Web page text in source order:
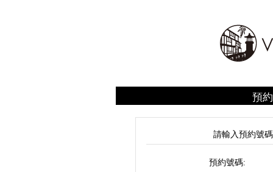
預
請輸入預約號
預約號碼: